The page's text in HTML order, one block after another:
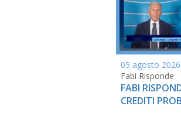
05 agosto 2026
Fabi Risponde
FABI
CREDITI